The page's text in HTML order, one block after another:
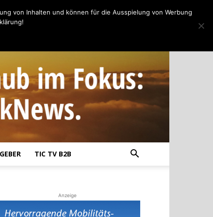
TIC TV B2B
Anzeige
von Inhalten und können für die Ausspielung von Werbung